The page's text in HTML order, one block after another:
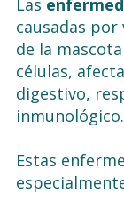
causadas
de la
células,
digestivo,
inmunológico.
Estas